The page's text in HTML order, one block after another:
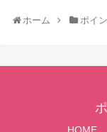
ホーム ポイ